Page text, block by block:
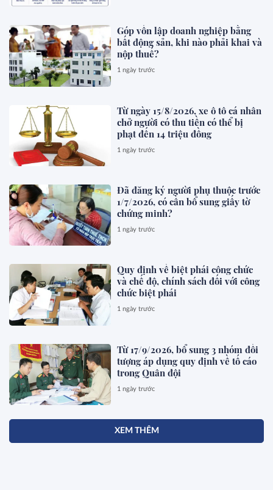
Góp vốn lập doanh nghiệp bằng
bất động sản, khi nào phải khai và
nộp thuế?
1 ngày trước
Từ ngày 15/8/2026, xe ô tô cá nhân
chở người có thu tiền có thể bị
phạt đến 14 triệu đồng
1 ngày trước
Đã đăng ký người phụ thuộc trước
1/7/2026, có cần bổ sung giấy tờ
chứng minh?
1 ngày trước
Quy định về biệt phái công chức
và chế độ, chính sách đối với công
chức biệt phái
1 ngày trước
Từ 17/9/2026, bổ sung 3 nhóm đối
tượng áp dụng quy định về tố cáo
trong Quân đội
1 ngày trước
XEM THÊM